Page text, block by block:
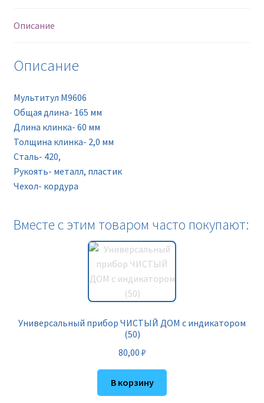
Описание
Описание
Мультитул M9606
Oбщая длина- 165 мм
Длина клинка- 60 мм
Толщина клинка- 2,0 мм
Сталь- 420,
Рукоять- металл, пластик
Чехол- кордура
Вместе с этим товаром часто покупают:
Универсальный прибор ЧИСТЫЙ ДОМ с индикатором
(50)
80,00 ₽
В корзину